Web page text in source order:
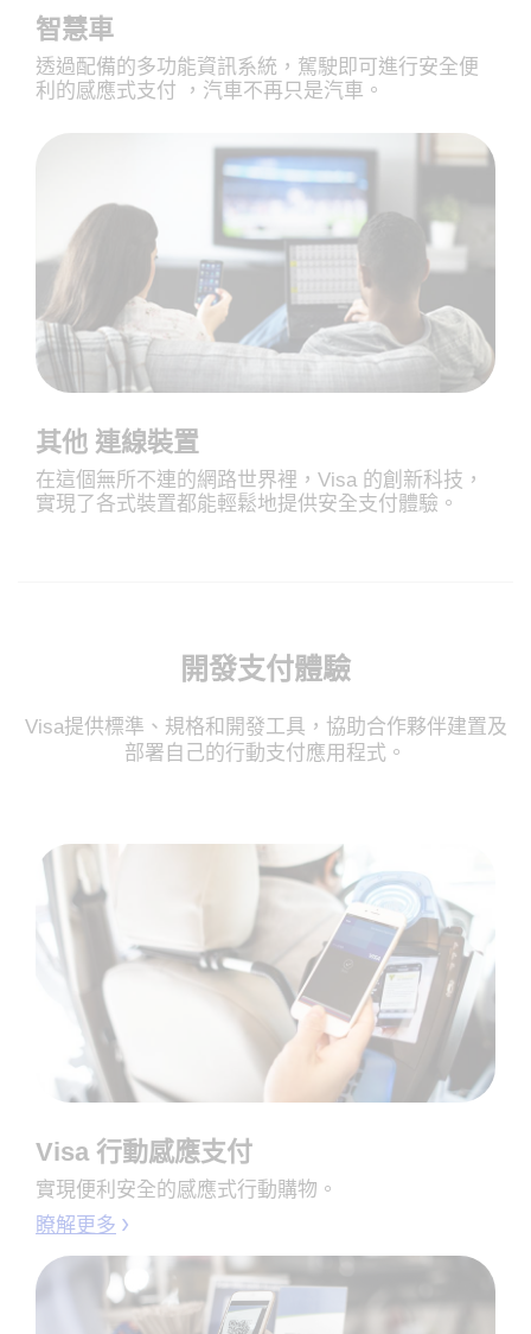
智慧車
透過配備的多功能資訊系統，駕駛即可進行安全便
利的感應式支付 ，汽車不再只是汽車。
其他 連線裝置
在這個無所不連的網路世界裡，Visa 的創新科技，
實現了各式裝置都能輕鬆地提供安全支付體驗。
開發支付體驗
Visa提供標準、規格和開發工具，協助合作夥伴建置及
部署自己的行動支付應用程式。
Visa 行動感應支付
實現便利安全的感應式行動購物。
瞭解更多